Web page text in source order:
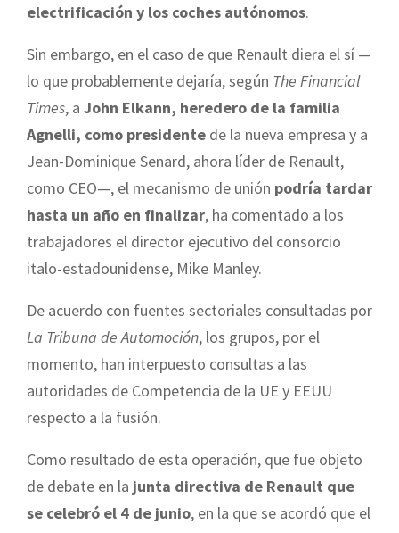
electrificación y los coches autónomos.
Sin embargo, en el caso de que Renault diera el sí —
lo que probablemente dejaría, según The Financial
Times, a John Elkann, heredero de la familia
Agnelli, como presidente de la nueva empresa y a
Jean-Dominique Senard, ahora líder de Renault,
como CEO—, el mecanismo de unión podría tardar
hasta un año en finalizar, ha comentado a los
trabajadores el director ejecutivo del consorcio
italo-estadounidense, Mike Manley.
De acuerdo con fuentes sectoriales consultadas por
La Tribuna de Automoción, los grupos, por el
momento, han interpuesto consultas a las
autoridades de Competencia de la UE y EEUU
respecto a la fusión.
Como resultado de esta operación, que fue objeto
de debate en la junta directiva de Renault que
se celebró el 4 de junio, en la que se acordó que el